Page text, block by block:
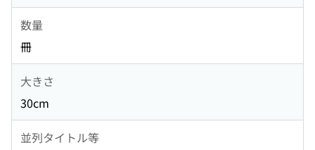
数量
冊
大きさ
30cm
並列タイトル等